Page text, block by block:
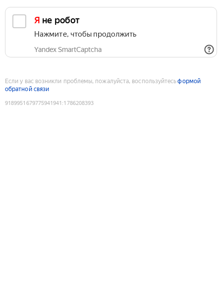
Я не робот
Нажмите, чтобы продолжить
Yandex SmartCaptcha
Если у вас возникли проблемы, пожалуйста, воспользуйтесьформой
обратной связи
9189951679775941941 :1786208393